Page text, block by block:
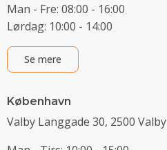
Man - Fre: 08:00 - 16:00
Lørdag: 10:00 - 14:00
Se mere
København
Valby Langgade 30, 2500 Valby